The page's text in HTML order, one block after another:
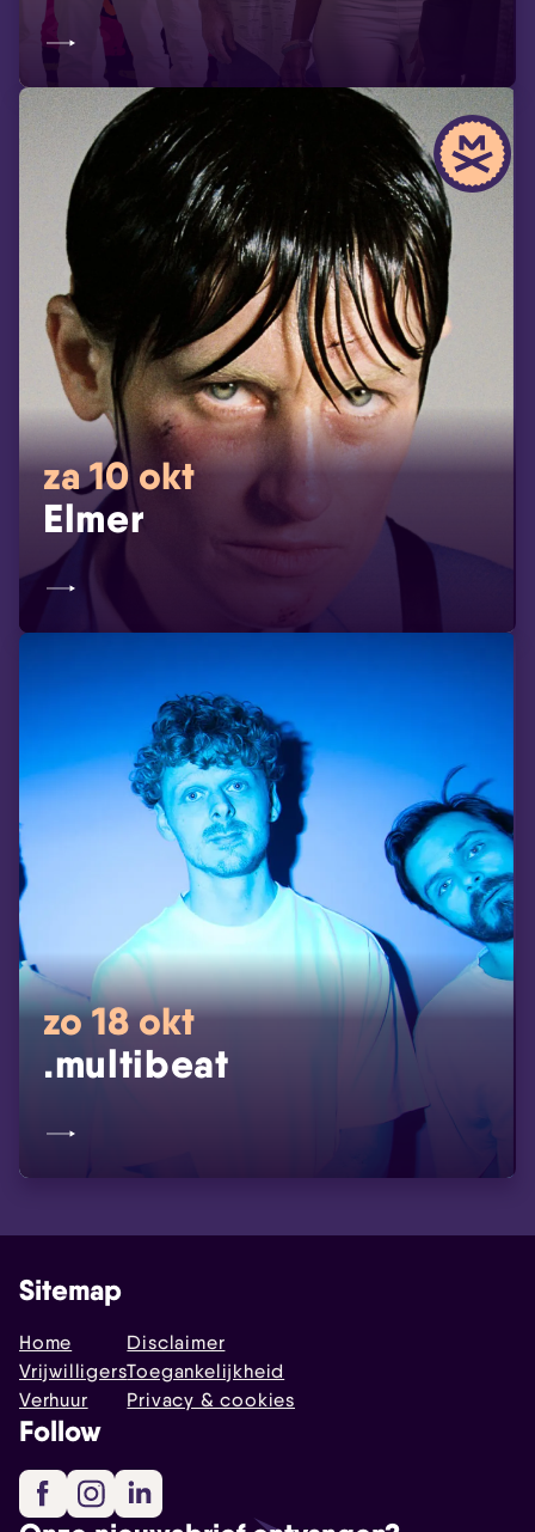
za 10 okt
Elmer
zo 18 okt
.multibeat
Sitemap
Home
Vrijwilligers
Verhuur
Disclaimer
Toegankelijkheid
Privacy & cookies
Follow
FacebookInstagram